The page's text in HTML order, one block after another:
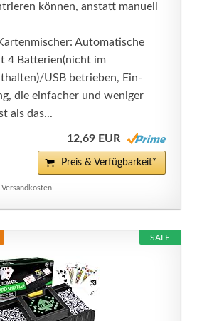
können, anstatt manuell
Automatische
4 Batterien(nicht im
USB betrieben, Ein-
die einfacher und weniger
als das...
12,69 EUR
Preis & Verfügbarkeit*
SALE